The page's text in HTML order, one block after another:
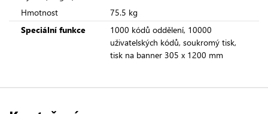
Hmotnost
75.5 kg
Speciální funkce
1000 kódů oddělení, 10000
uživatelských kódů, soukromý tisk,
tisk na banner 305 x 1200 mm